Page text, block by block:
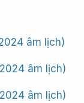
âm lịch)
âm lịch)
âm lịch)